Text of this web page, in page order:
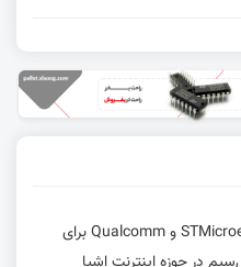
همکاری STMicroelectronics و Qualcomm برای
در حوزه اینترنت اشیا